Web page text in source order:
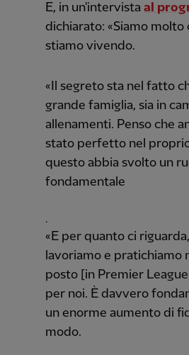
E, in un'intervista al
dichiarato: «Siamo
stiamo vivendo.
«Il segreto sta nel fatto
grande famiglia, sia in
allenamenti. Penso che
stato perfetto nel
questo abbia svolto un
fondamentale
.
«E per quanto ci
lavoriamo e pratichiamo
posto [in Premier
per noi. È davvero
un enorme aumento di
modo.